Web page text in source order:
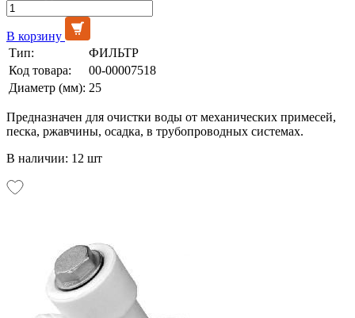
В корзину
Тип:
ФИЛЬТР
Код товара:
00-00007518
Диаметр (мм): 25
Предназначен для очистки воды от механических примесей,
песка, ржавчины, осадка, в трубопроводных системах.
В наличии: 12 шт